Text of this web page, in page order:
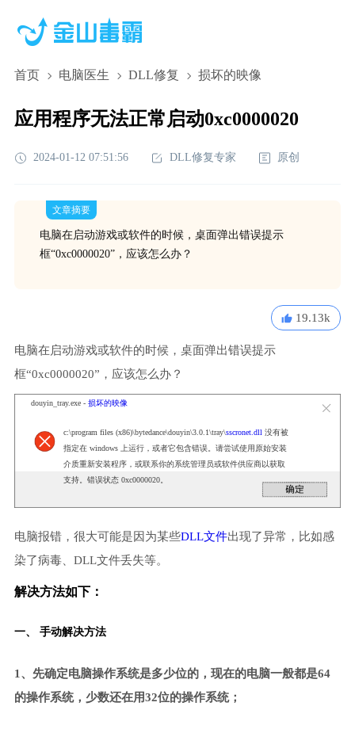
首页 电脑医生 DLL修复 损坏的映像
应用程序无法正常启动0xc0000020
2024-01-12 07:51:56 DLL修复专家 原创
文章摘要
电脑在启动游戏或软件的时候，桌面弹出错误提示
框“0xc0000020”，应该怎么办？
19.13k
电脑在启动游戏或软件的时候，桌面弹出错误提示
框“0xc0000020”，应该怎么办？
douyin_tray.exe - 损坏的映像
c:\program files (x86)\bytedance\douyin\3.0.1\tray\sscronet.dll 没有被
指定在 windows 上运行，或者它包含错误。请尝试使用原始安装
介质重新安装程序，或联系你的系统管理员或软件供应商以获取
支持。错误状态 0xc0000020。
电脑报错，很大可能是因为某些DLL文件出现了异常，比如感
染了病毒、DLL文件丢失等。
解决方法如下：
一、 手动解决方法
1、先确定电脑操作系统是多少位的，现在的电脑一般都是64
的操作系统，少数还在用32位的操作系统；